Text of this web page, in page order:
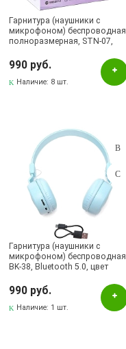
Цвет
Серый
Черный
Наличие в магазинах
Альметьевск,
Бавлы,
Бугульма,
Бугульма,
Гарнитура (наушники с
микрофоном)
полноразмерная, STN-07,
ушки, цвет фиолетовый
990 руб.
Наличие: 8 шт.
Гарнитура (наушники с
микрофоном) беспроводная
BK-38, Bluetooth 5.0, цвет
990 руб.
Наличие: 1 шт.